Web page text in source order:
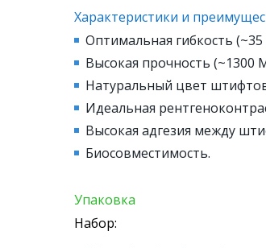
Характеристики и
Оптимальная гибкость (~35
Высокая прочность (~1300
Натуральный цвет
Идеальная
Высокая адгезия между
Биосовместимость.
Упаковка
Набор: